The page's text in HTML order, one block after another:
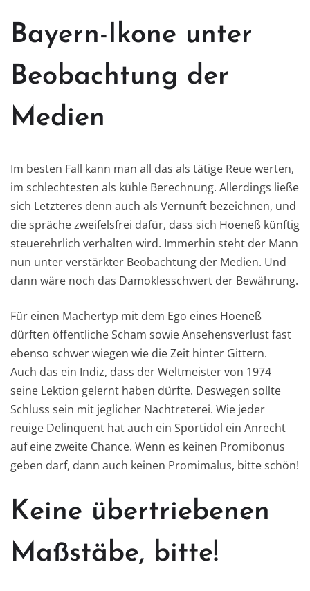
Bayern-Ikone unter
Beobachtung der
Medien
Im besten Fall kann man all das als tätige Reue werten,
im schlechtesten als kühle Berechnung. Allerdings ließe
sich Letzteres denn auch als Vernunft bezeichnen, und
die spräche zweifelsfrei dafür, dass sich Hoeneß künftig
steuerehrlich verhalten wird. Immerhin steht der Mann
nun unter verstärkter Beobachtung der Medien. Und
dann wäre noch das Damoklesschwert der Bewährung.
Für einen Machertyp mit dem Ego eines Hoeneß
dürften öffentliche Scham sowie Ansehensverlust fast
ebenso schwer wiegen wie die Zeit hinter Gittern.
Auch das ein Indiz, dass der Weltmeister von 1974
seine Lektion gelernt haben dürfte. Deswegen sollte
Schluss sein mit jeglicher Nachtreterei. Wie jeder
reuige Delinquent hat auch ein Sportidol ein Anrecht
auf eine zweite Chance. Wenn es keinen Promibonus
geben darf, dann auch keinen Promimalus, bitte schön!
Keine übertriebenen
Maßstäbe, bitte!